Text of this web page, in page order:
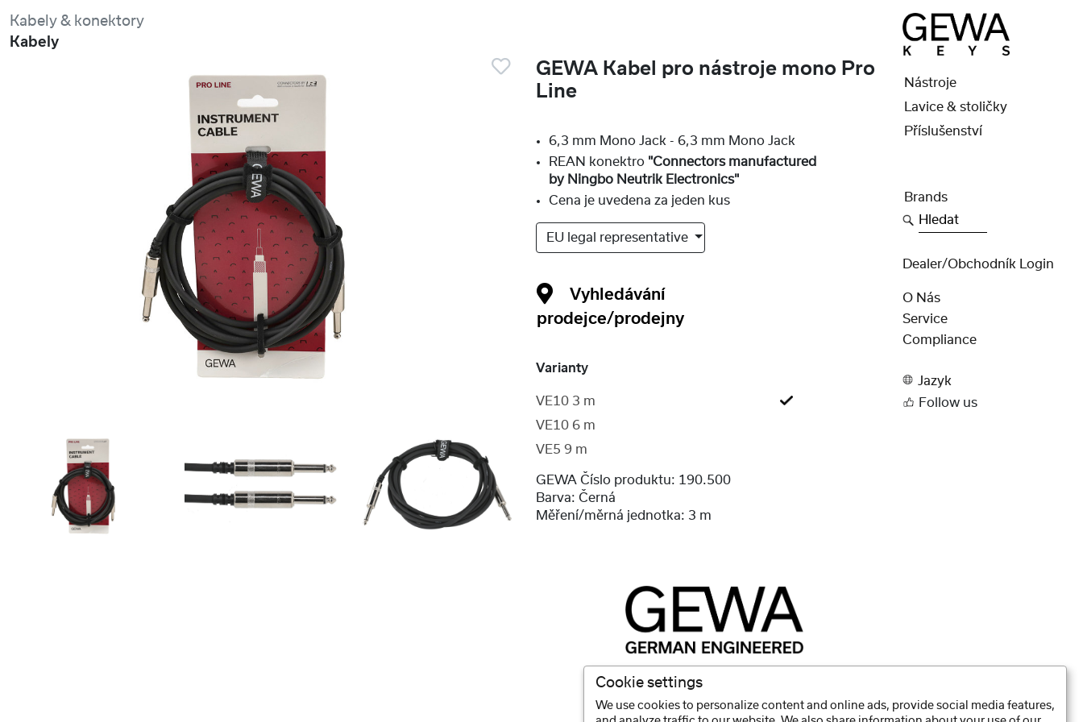
Kabely & konektory
Kabely
GEWA Kabel pro nástroje mono Pro
Line
Varianty
VE10 3 m
VE10 6 m
VE5 9 m
Vyhledávání
prodejce/prodejny
6,3 mm Mono Jack - 6,3 mm Mono Jack
REAN konektro "Connectors manufactured
by Ningbo Neutrik Electronics"
Cena je uvedena za jeden kus
EU legal representative
GEWA Číslo produktu: 190.500
Barva: Černá
Měření/měrná jednotka: 3 m
Nástroje
Lavice & stoličky
Příslušenství
Brands
Hledat
Dealer/obchodník Login
O Nás
Service
Compliance
Jazyk
Follow us
Cookie settings
We use cookies to personalize content and online ads, provide social media features,